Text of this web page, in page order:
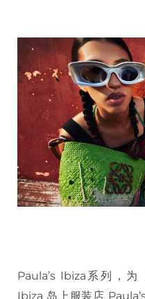
Paula’s Ibiza系列，
Ibiza 岛上服装店